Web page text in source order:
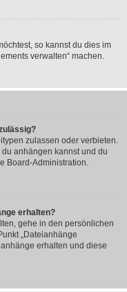
so kannst du dies im
verwalten“ machen.
zulassen oder verbieten.
anhängen kannst und du
Board-Administration.
erhalten?
gehe in den persönlichen
„Dateianhänge
erhalten und diese